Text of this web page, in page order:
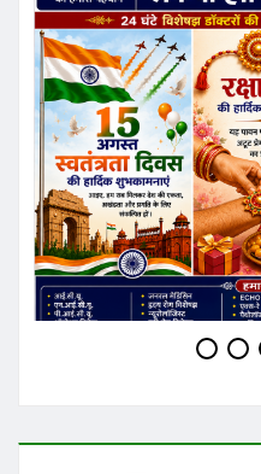
RELATED STORY